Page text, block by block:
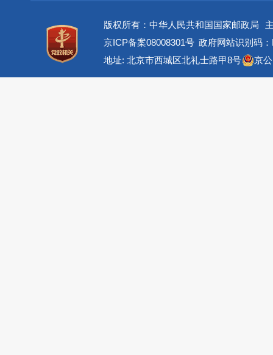
版权所有：中华人民共和国国家邮政局
京ICP备案08008301号 政府网站识别码
地址: 北京市西城区北礼士路甲8号
京